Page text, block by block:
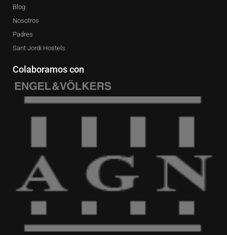
Blog
Nosotros
Padres
Sant Jordi Hostels
Colaboramos con